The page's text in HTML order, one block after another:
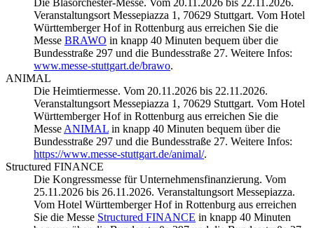
Die Blasorchester-Messe. Vom 20.11.2026 bis 22.11.2026.
Veranstaltungsort Messepiazza 1, 70629 Stuttgart. Vom Hotel
Württemberger Hof in Rottenburg aus erreichen Sie die
Messe BRAWO in knapp 40 Minuten bequem über die
Bundesstraße 297 und die Bundesstraße 27. Weitere Infos:
www.messe-stuttgart.de/brawo.
ANIMAL
Die Heimtiermesse. Vom 20.11.2026 bis 22.11.2026.
Veranstaltungsort Messepiazza 1, 70629 Stuttgart. Vom Hotel
Württemberger Hof in Rottenburg aus erreichen Sie die
Messe ANIMAL in knapp 40 Minuten bequem über die
Bundesstraße 297 und die Bundesstraße 27. Weitere Infos:
https://www.messe-stuttgart.de/animal/.
Structured FINANCE
Die Kongressmesse für Unternehmensfinanzierung. Vom
25.11.2026 bis 26.11.2026. Veranstaltungsort Messepiazza.
Vom Hotel Württemberger Hof in Rottenburg aus erreichen
Sie die Messe Structured FINANCE in knapp 40 Minuten